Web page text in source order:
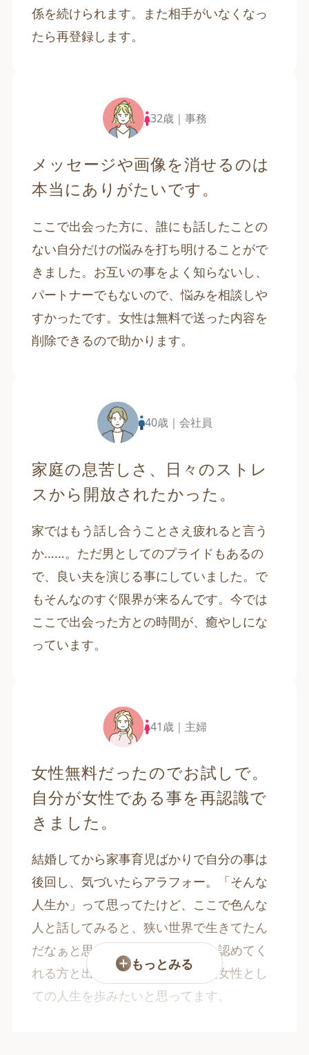
係を続けられます。また相手がいなくなっ
たら再登録します。
32歳｜事務
メッセージや画像を消せるのは
本当にありがたいです。
ここで出会った方に、誰にも話したことの
ない自分だけの悩みを打ち明けることがで
きました。お互いの事をよく知らないし、
パートナーでもないので、悩みを相談しや
すかったです。女性は無料で送った内容を
削除できるので助かります。
40歳｜会社員
家庭の息苦しさ、日々のストレ
スから開放されたかった。
家ではもう話し合うことさえ疲れると言う
か……。ただ男としてのプライドもあるの
で、良い夫を演じる事にしていました。で
もそんなのすぐ限界が来るんです。今では
ここで出会った方との時間が、癒やしにな
っています。
41歳｜主婦
女性無料だったのでお試しで。
自分が女性である事を再認識で
きました。
結婚してから家事育児ばかりで自分の事は
後回し、気づいたらアラフォー。「そんな
人生か」って思ってたけど、ここで色んな
人と話してみると、狭い世界で生きてたん
だなぁと思いました。今では私を認めてく
れる方と出会えました。もう一度女性とし
ての人生を歩みたいと思ってます。
もっとみる